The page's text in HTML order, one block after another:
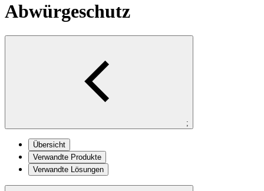
Abwürgeschutz
;
Übersicht
Verwandte Produkte
Verwandte Lösungen